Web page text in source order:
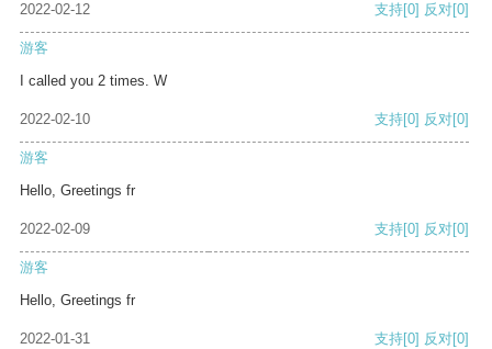
2022-02-12 支持[0] 反对[0]
游客
I called you 2 times. W
2022-02-10 支持[0] 反对[0]
游客
Hello, Greetings fr
2022-02-09 支持[0] 反对[0]
游客
Hello, Greetings fr
2022-01-31 支持[0] 反对[0]